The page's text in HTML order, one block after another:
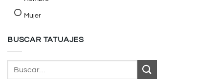
Mujer
BUSCAR TATUAJES